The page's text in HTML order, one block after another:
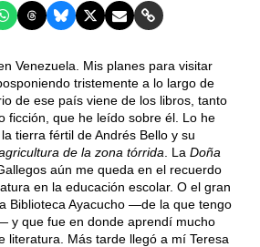
Venezuela. Mis planes para visitar
tristemente a lo largo de
de ese país viene de los libros, tanto
ficción, que he leído sobre él. Lo he
tierra fértil de Andrés Bello y su
de la zona tórrida . La Doña
aún me queda en el recuerdo
en la educación escolar. O el gran
Biblioteca Ayacucho —de la que tengo
y que fue en donde aprendí mucho
literatura. Más tarde llegó a mí Teresa